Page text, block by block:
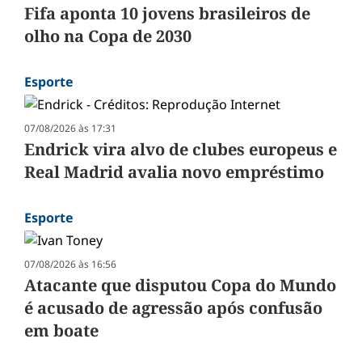
Fifa aponta 10 jovens brasileiros de
olho na Copa de 2030
Esporte
07/08/2026 às 17:31
Endrick vira alvo de clubes europeus e
Real Madrid avalia novo empréstimo
Esporte
07/08/2026 às 16:56
Atacante que disputou Copa do Mundo
é acusado de agressão após confusão
em boate